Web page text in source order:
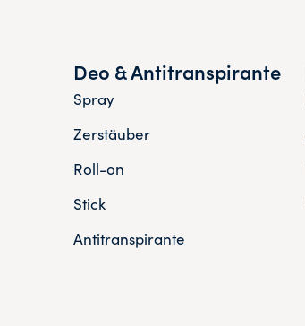
Deo & Antitranspirante
Spray
Zerstäuber
Roll-on
Stick
Antitranspirante